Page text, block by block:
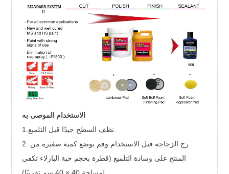
الاستخدام الموصى به
2. رج الزجاجة قبل الاستخدام وقم بوضع كمية صغيرة من
المنتج على وسادة التلميع (قطرة بحجم حبة البازلاء تكفي